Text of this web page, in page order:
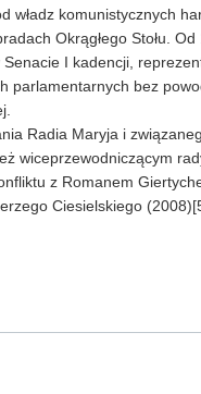
władz komunistycznych
Okrągłego Stołu.
I kadencji,
parlamentarnych bez
Radia Maryja i
wiceprzewodniczącym
z Romanem
Ciesielskiego